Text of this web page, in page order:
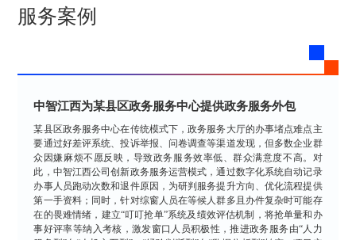
服务案例
中智江西为某县区政务服务中心提供政务服务外包
某县区政务服务中心在传统模式下，政务服务大厅的办事堵点难点主
要通过好差评系统、投诉举报、问卷调查等渠道发现，但多数企业群
众因嫌麻烦不愿反映，导致政务服务效率低、群众满意度不高。对
此，中智江西公司创新政务服务运营模式，通过数字化系统自动记录
办事人员跑动次数和退件原因，为研判服务提升方向、优化流程提供
第一手资料；同时，针对综窗人员在等候人群多且办件复杂时可能存
在的畏难情绪，建立“叮叮抢单”系统及绩效评估机制，将抢单量和办
事好评率等纳入考核，激发窗口人员积极性，推进政务服务由“人力